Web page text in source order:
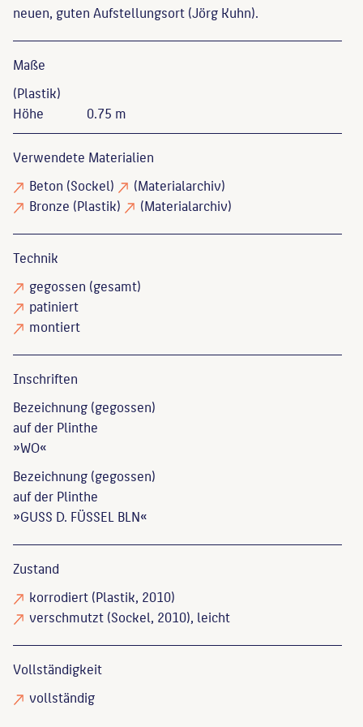
neuen, guten Aufstellungsort (Jörg Kuhn).
Maße
(Plastik)
Höhe
0.75 m
Verwendete Materialien
Beton (Sockel)
(Materialarchiv)
Bronze (Plastik) (Materialarchiv)
Technik
gegossen (gesamt)
patiniert
montiert
Inschriften
Bezeichnung (gegossen)
auf der Plinthe
»WO«
Bezeichnung (gegossen)
auf der Plinthe
»GUSS D. FÜSSEL BLN«
Zustand
korrodiert(Plastik, 2010)
verschmutzt(Sockel, 2010), leicht
Vollständigkeit
vollständig